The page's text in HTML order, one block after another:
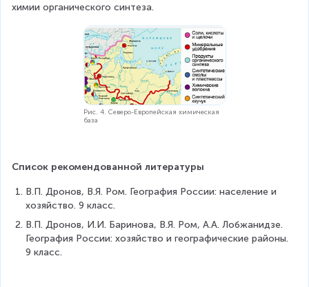
химии органического синтеза.
Рис. 4. Северо-Европейская химическая
база
Список рекомендованной литературы
В.П. Дронов, В.Я. Ром. География России: население и
хозяйство. 9 класс.
В.П. Дронов, И.И. Баринова, В.Я. Ром, А.А. Лобжанидзе.
География России: хозяйство и географические районы.
9 класс.